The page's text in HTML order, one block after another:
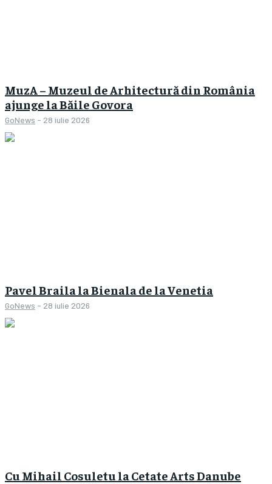
MuzA – Muzeul de Arhitectură din România
ajunge la Băile Govora
GoNews - 28 iulie 2026
Pavel Braila la Bienala de la Venetia
GoNews - 28 iulie 2026
Cu Mihail Cosuletu la Cetate Arts Danube